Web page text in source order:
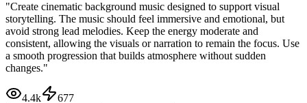
"Create cinematic background music designed to support visual
storytelling. The music should feel immersive and emotional, but
avoid strong lead melodies. Keep the energy moderate and
consistent, allowing the visuals or narration to remain the focus. Use
a smooth progression that builds atmosphere without sudden
changes."
4.4k 677